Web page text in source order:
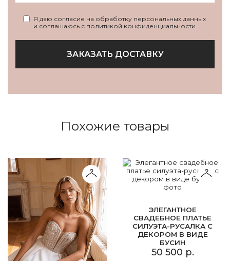
Я даю согласие на обработку персональных данных
и соглашаюсь с политикой конфиденциальности
ЗАКАЗАТЬ ДОСТАВКУ
Похожие товары
ЭЛЕГАНТНОЕ
СВАДЕБНОЕ ПЛАТЬЕ
СИЛУЭТА-РУСАЛКА С
ДЕКОРОМ В ВИДЕ
БУСИН
50 500 р.